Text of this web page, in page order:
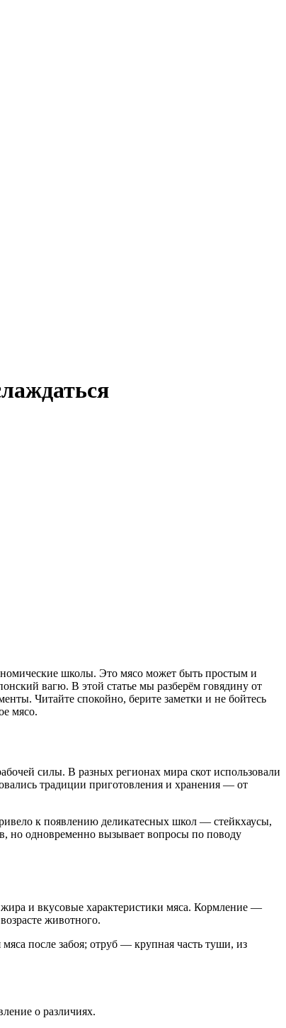
школы. Это мясо может быть простым и
вагю. В этой статье мы разберём говядину от
Читайте спокойно, берите заметки и не бойтесь
мясо.
силы. В разных регионах мира скот использовали
традиции приготовления и хранения — от
к появлению деликатесных школ — стейкхаусы,
но одновременно вызывает вопросы по поводу
и вкусовые характеристики мяса. Кормление —
животного.
после забоя; отруб — крупная часть туши, из
о различиях.